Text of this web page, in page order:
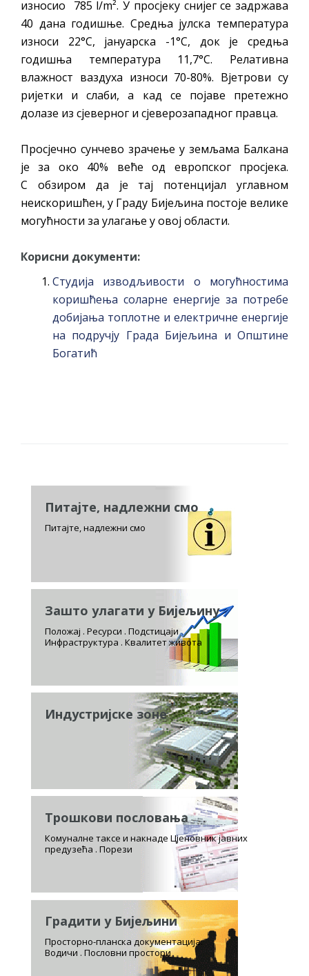
износио 785 l/m². У просјеку снијег се задржава
40 дана годишње. Средња јулска температура
износи 22°С, јануарска -1°С, док је средња
годишња температура 11,7°С. Релативна
влажност ваздуха износи 70-80%. Вјетрови су
ријетки и слаби, а кад се појаве претежно
долазе из сјеверног и сјеверозападног правца.
Просјечно сунчево зрачење у земљама Балкана
је за око 40% веће од европског просјека.
С обзиром да је тај потенцијал углавном
неискоришћен, у Граду Бијељина постоје велике
могућности за улагање у овој области.
Корисни документи:
Студија изводљивости о могућностима
коришћења соларне енергије за потребе
добијања топлотне и електричне енергије
на подручју Града Бијељина и Општине
Богатић
Питајте, надлежни смо
Питајте, надлежни смо
Зашто улагати у Бијељину
Положај . Ресурси . Подстицаји
Инфраструктура . Квалитет живота
Индустријске зоне
Трошкови пословања
Комуналне таксе и накнаде Цјеновник јавних
предузећа . Порези
Градити у Бијељини
Просторно-планска документација.
Водичи . Пословни простори